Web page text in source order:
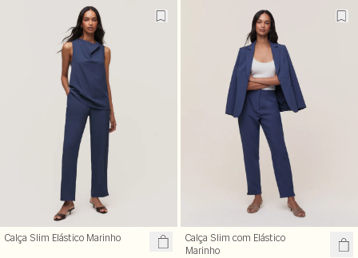
Calça Slim Elástico Marinho
Calça Slim com Elástico
Marinho